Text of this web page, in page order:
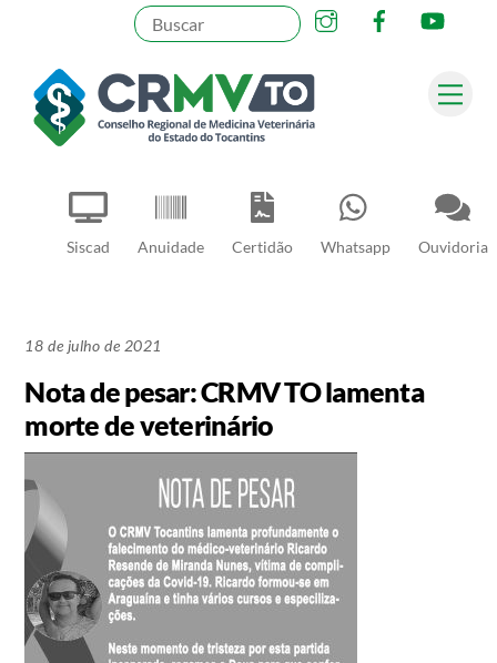
content
Siscad Anuidade Certidão Whatsapp Ouvidoria
InstagramFacebook
Pesquisar
18 de julho de 2021
Nota de pesar: CRMV TO lamenta
morte de veterinário